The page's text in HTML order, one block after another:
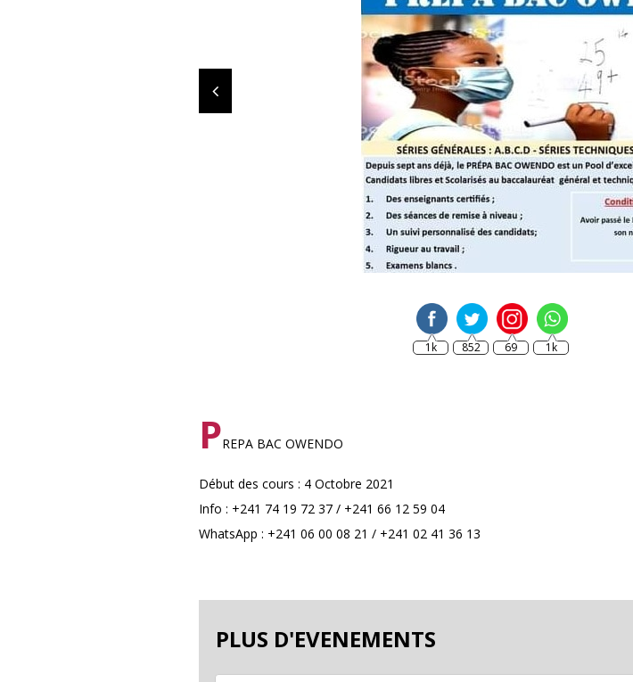
1k 852 69 1k
PREPA BAC OWENDO
Début des cours : 4 Octobre 2021
Info : +241 74 19 72 37 / +241 66 12 59 04
WhatsApp : +241 06 00 08 21 / +241 02 41 36 13
PLUS D'EVENEMENTS